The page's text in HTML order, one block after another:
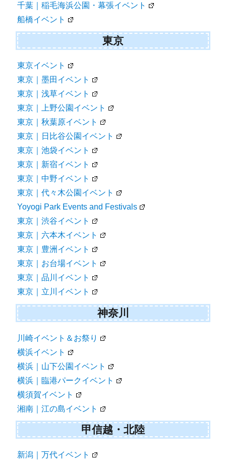
千葉｜稲毛海浜公園・幕張イベント
船橋イベント
東京
東京イベント
東京｜墨田イベント
東京｜浅草イベント
東京｜上野公園イベント
東京｜秋葉原イベント
東京｜日比谷公園イベント
東京｜池袋イベント
東京｜新宿イベント
東京｜中野イベント
東京｜代々木公園イベント
Yoyogi Park Events and Festivals
東京｜渋谷イベント
東京｜六本木イベント
東京｜豊洲イベント
東京｜お台場イベント
東京｜品川イベント
東京｜立川イベント
神奈川
川崎イベント＆お祭り
横浜イベント
横浜｜山下公園イベント
横浜｜臨港パークイベント
横須賀イベント
湘南｜江の島イベント
甲信越・北陸
新潟｜万代イベント